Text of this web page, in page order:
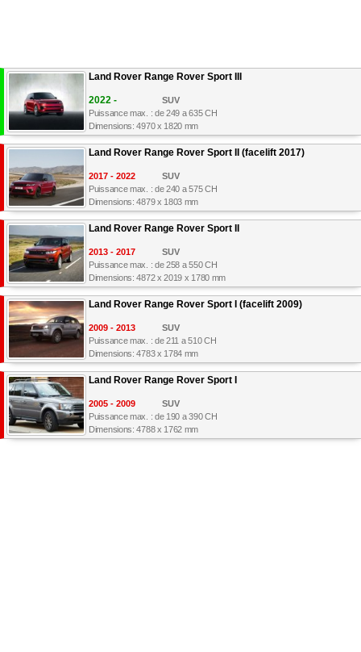
Land Rover Range Rover Sport III
2022 -
SUV
Puissance max. : de 249 a 635 CH
Dimensions: 4970 x 1820 mm
Land Rover Range Rover Sport II (facelift 2017)
2017 - 2022
SUV
Puissance max. : de 240 a 575 CH
Dimensions: 4879 x 1803 mm
Land Rover Range Rover Sport II
2013 - 2017
SUV
Puissance max. : de 258 a 550 CH
Dimensions: 4872 x 2019 x 1780 mm
Land Rover Range Rover Sport I (facelift 2009)
2009 - 2013
SUV
Puissance max. : de 211 a 510 CH
Dimensions: 4783 x 1784 mm
Land Rover Range Rover Sport I
2005 - 2009
SUV
Puissance max. : de 190 a 390 CH
Dimensions: 4788 x 1762 mm